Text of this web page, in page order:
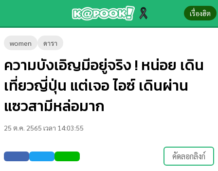
เรื่องฮิต
women ดารา
ความบังเอิญมีอยู่จริง ! หน่อย เดิน
เที่ยวญี่ปุ่น แต่เจอ ไอซ์ เดินผ่าน
แซวสามีหล่อมาก
25 ต.ค. 2565 เวลา 14:03:55
คัดลอกลิงก์
ข่าว-
ความ
รู้
บันเทิง
ตรวจ
หวย